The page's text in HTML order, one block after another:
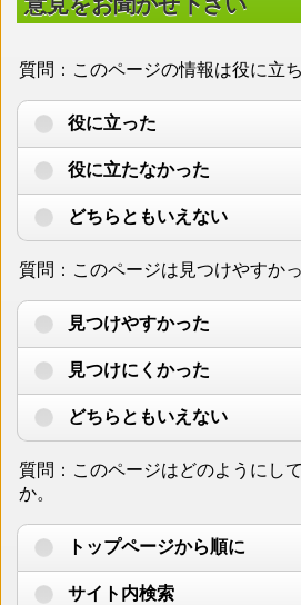
質問：このページの情報は役に立
役に立った
役に立たなかった
どちらともいえない
質問：このページは見つけやすか
見つけやすかった
見つけにくかった
どちらともいえない
質問：このページはどのようにし
か。
トップページから順に
サイト内検索